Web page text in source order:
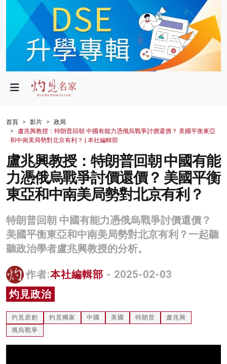
政局
財經
生活
健康
商業
科技
影片
名家榜
關於我們
首頁 影片
政局
盧兆興教授：特朗普回朝 中國有能力憑俄烏戰爭討價還價？ 美國平衡東亞
和中南美局勢對北京有利？ | 本社編輯部
盧兆興教授：特朗普回朝 中國有能
力憑俄烏戰爭討價還價？ 美國平衡
東亞和中南美局勢對北京有利？
特朗普回朝 中國有能力憑俄烏戰爭討價還價？
美國平衡東亞和中南美局勢對北京有利？一起聽
聽政治學者盧兆興教授的分析。
作者:本社編輯部 - 2025-02-03
灼見政治
灼見原創 灼見獨家 中國 美國 特朗普
盧兆興
俄烏戰爭